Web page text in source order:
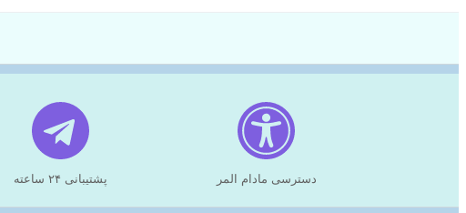
دسترسی مادام المر پشتیبانی ۲۴ ساعته